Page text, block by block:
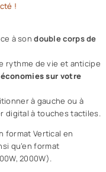
!
à sondouble corps de
rythme de vie et anticipe
sur votre
à gauche ou à
digital à touches tactiles.
format Vertical en
qu’en format
2000W).